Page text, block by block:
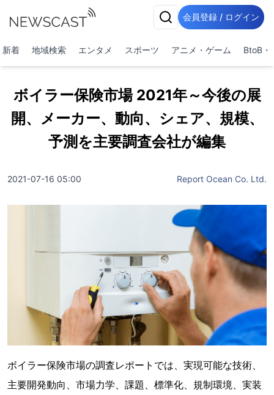
会員登録 / ログイン
新着 地域検索 エンタメ スポーツ アニメ・ゲーム BtoB・
ボイラー保険市場 2021年～今後の展
開、メーカー、動向、シェア、規模、
予測を主要調査会社が編集
2021-07-16 05:00 Report Ocean Co. Ltd.
ボイラー保険市場の調査レポートでは、実現可能な技術、
主要開発動向、市場力学、課題、標準化、規制環境、実装